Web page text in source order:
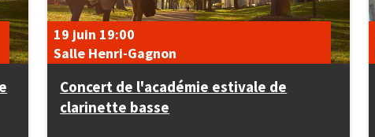
Concert de l'académie estivale de
clarinette basse
19 juin 19:00
Salle Henri-Gagnon